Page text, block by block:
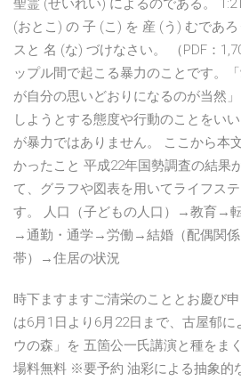
聖霊 (せいれい) によるのである。
(おとこ) の 子 (こ) を 産 (う) むであ
スと 名 (な) づけなさい。 （PDF：
ップル間で起こる暴力のことです。
が自分の思いどおりになるのが当然
しようとする態度や行動のことをい
が暴力ではありません。 ここから本
かったこと 平成22年国勢調査の結果
て、グラフや図表を用いてライフス
す。 人口（子どもの人口）→教育→転
→通勤・通学→労働→結婚（配偶関
帯）→住居の状況
時下ますますご清栄のこととお慶び
は6月1日より6月22日まで、古屋郁に
ウの森」を 五箇公一氏講演と種をま
場料無料 ※要予約 油彩による抽象的